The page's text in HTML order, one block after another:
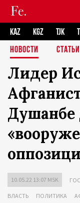
KAZ KGZ TJK
НОВОСТИ
СТАТЬИ
Лидер
Душанбе
10.05.22 13:07 MSK
ВЛАСТЬ ПОЛИТИКА